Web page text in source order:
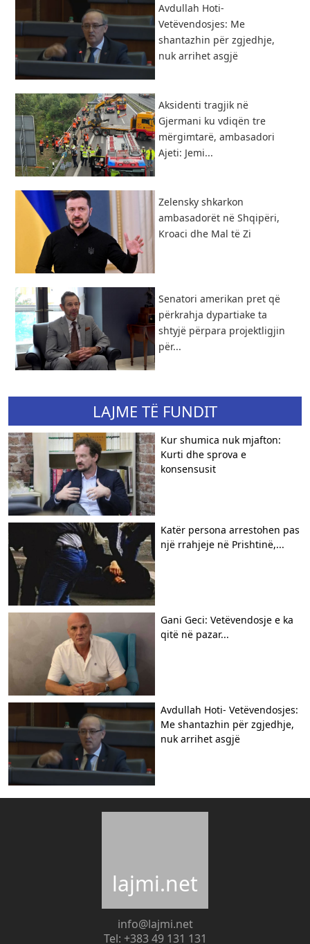
Avdullah Hoti-
Vetëvendosjes: Me
shantazhin për zgjedhje,
nuk arrihet asgjë
Aksidenti tragjik në
Gjermani ku vdiqën tre
mërgimtarë, ambasadori
Ajeti: Jemi...
Zelensky shkarkon
ambasadorët në Shqipëri,
Kroaci dhe Mal të Zi
Senatori amerikan pret që
përkrahja dypartiake ta
shtyjë përpara projektligjin
për...
LAJME TË FUNDIT
Kur shumica nuk mjafton:
Kurti dhe sprova e
konsensusit
​Katër persona arrestohen pas
një rrahjeje në Prishtinë,...
Gani Geci: Vetëvendosje e ka
qitë në pazar...
Avdullah Hoti- Vetëvendosjes:
Me shantazhin për zgjedhje,
nuk arrihet asgjë
lajmi.net
info@lajmi.net
Tel: +383 49 131 131